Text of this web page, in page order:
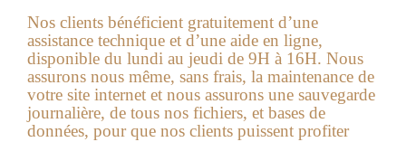
Nos clients bénéficient gratuitement d’une
assistance technique et d’une aide en ligne,
disponible du lundi au jeudi de 9H à 16H. Nous
assurons nous même, sans frais, la maintenance de
votre site internet et nous assurons une sauvegarde
journalière, de tous nos fichiers, et bases de
données, pour que nos clients puissent profiter